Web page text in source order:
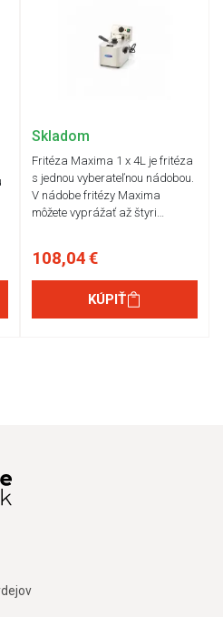
Skladom
Fritéza Maxima 1 x 4L je fritéza
s jednou vyberateľnou nádobou.
V nádobe fritézy Maxima
môžete vyprážať až štyri…
108,04 €
KÚPIŤ